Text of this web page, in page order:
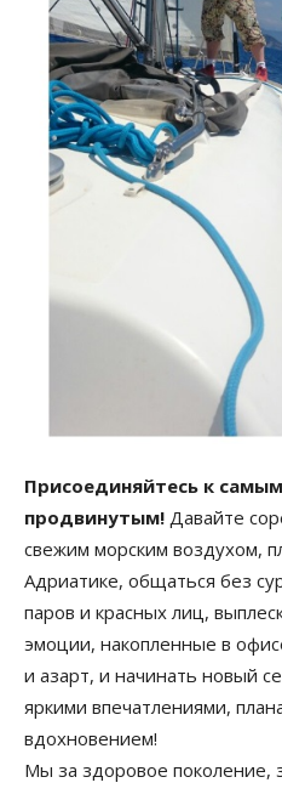
Присоединяйтесь к
продвинутым! Давайте
свежим морским воздухом,
Адриатике, общаться без
паров и красных лиц,
эмоции, накопленные в
и азарт, и начинать новый
яркими впечатлениями,
вдохновением!
Мы за здоровое поколение,